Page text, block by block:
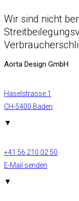
Wir sind nicht
Aorta Design GmbH
Haselstrasse 1
CH-5400 Baden
▼
+41 56 210 02 50
E-Mail senden
▼